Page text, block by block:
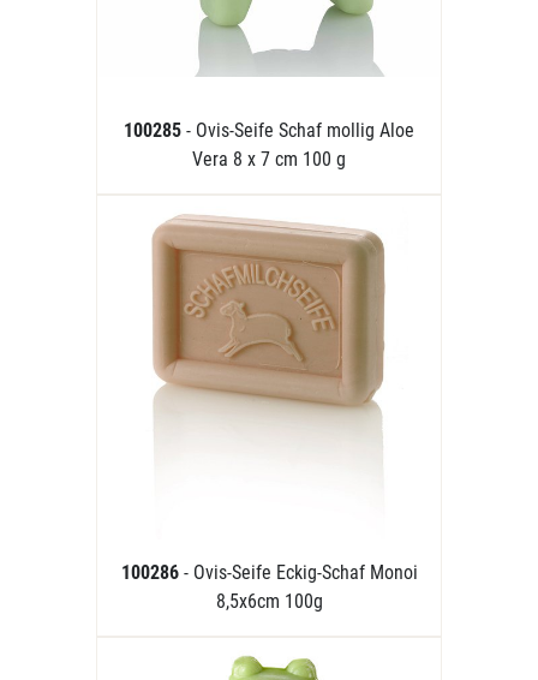
100285 - Ovis-Seife Schaf mollig Aloe
Vera 8 x 7 cm 100 g
100286 - Ovis-Seife Eckig-Schaf Monoi
8,5x6cm 100g